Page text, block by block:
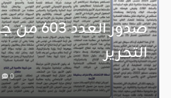
صدور العدد
التحرير
0